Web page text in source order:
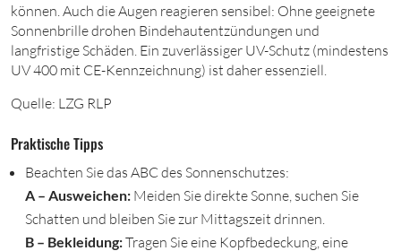
können. Auch die Augen reagieren sensibel: Ohne geeignete
Sonnenbrille drohen Bindehautentzündungen und
langfristige Schäden. Ein zuverlässiger UV-Schutz (mindestens
UV400 mit CE-Kennzeichnung) ist daher essenziell.
Quelle: LZG RLP
Praktische Tipps
Beachten Sie das ABCdes Sonnenschutzes:
A – Ausweichen: Meiden Sie direkte Sonne, suchen Sie
Schatten und bleiben Sie zur Mittagszeit drinnen.
B – Bekleidung:Tragen Sie eine Kopfbedeckung, eine